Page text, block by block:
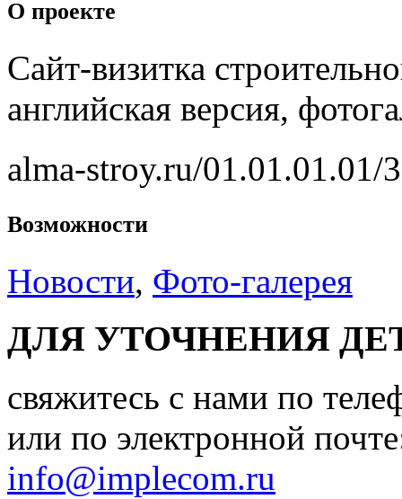
О проекте
Сайт-визитка
английская версия,
alma-stroy.ru/01.01.01.01/
Возможности
Новости, Фото-галерея
ДЛЯ УТОЧНЕНИЯ
свяжитесь с нами по
или по электронной
info@implecom.ru